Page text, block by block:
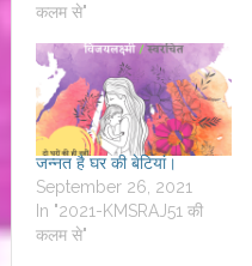
कलम से"
जन्नत है घर की बेटियां।
September 26, 2021
In "2021-KMSRAJ51 की
कलम से"